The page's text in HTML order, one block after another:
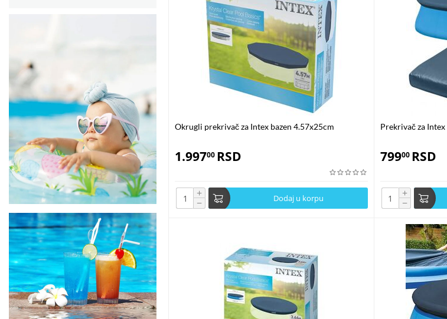
Solarni prekrivači za bazene su ekološki prihvatljivo rešenje za zagrijavanje bazena.Oni ne emituju štetne gasove i
prekrivača, doprinosite očuvanju životne sredine i smanjenju ugljeničnog otiska vašeg domaćinstva. Osim toga,
Održavanje i upotreba solarnog prekrivača za bazene
Solarni prekrivači za bazene su jednostavni za instalaciju i održavanje
. Kod većih bazena, solarni prekrivači se
i skidaju ručno. Važno je redovno čistiti prekrivač kako bi se produžio njegov vek trajanja i održala njegova
Instalacija solarnog prekrivača za bazene je jednostavna i može se obaviti bez stručne pomoći. Prekrivač treba postaviti
prekrivač bi trebao potpuno prekrivati površinu bazena. Kod većih bazena rol sistemi mogu olakšati postavljanje i
Čišćenje i održavanje
Redovno čišćenje prekrivača je važno kako bi se sprečilo nakupljanje prljavštine i produžio njegov vek trajanja.
nečistoća. Kada nije u upotrebi, prekrivač treba pravilno skladištiti na hladnom i suvom mestu, izvan direktne sunčeve
Upotreba tokom sezone
Solarni prekrivači za bazene su idealni za korišćenje tokom cele sezone kupanja
. U proleće, prekrivač pomaže u
prekrivač produžava sezonu kupanja održavajući vodu toplom tokom hladnijih noći.
Zaključak
Solarni prekrivači za bazene predstavljaju izuzetno koristan dodatak za vaš bazen, omogućavajući smanjenje troškova,
posedujete, solarni prekrivači za bazene će zadovoljiti vaše potrebe i omogućiti vam da uživate u toploj i čistoj vodi tokom
Za više informacija o kupovini i instalaciji solarnih prekrivača za bazene kontaktirajte naš tim stručnjaka koji će vam
bazene i uživajte u čistom, toplom i ekološki prihvatljivom bazenu tokom cele sezone.
Okrugli prekrivač za Intex bazen 4.57x25cm
1.99700 RSD
+
− Dodaj u korpu
Prekrivač za
79900 RSD
+
−